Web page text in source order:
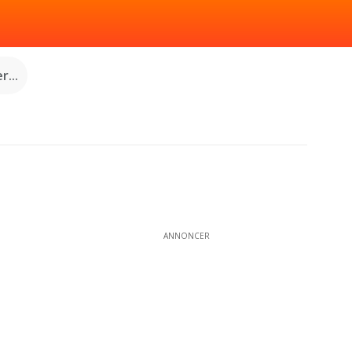
ANNONCER